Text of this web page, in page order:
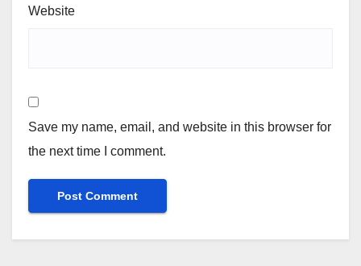
Website
Save my name, email, and website in this browser for
the next time I comment.